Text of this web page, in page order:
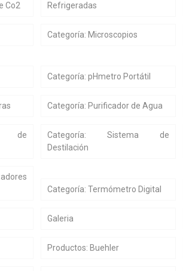
Co2
Refrigeradas
Categoría: Microscopios
Categoría: pHmetro Portátil
Categoría: Purificador de Agua
de
Categoría: Sistema de
Destilación
Categoría: Termómetro Digital
Galeria
Productos: Buehler